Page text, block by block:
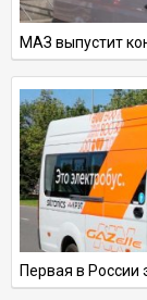
МАЗ выпустит